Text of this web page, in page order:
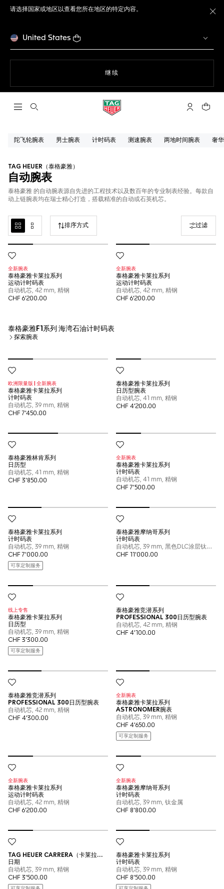
请选择国家或地区以查看您所在地区的特定内容。
United States
继续
打开搜索 My TAG您的